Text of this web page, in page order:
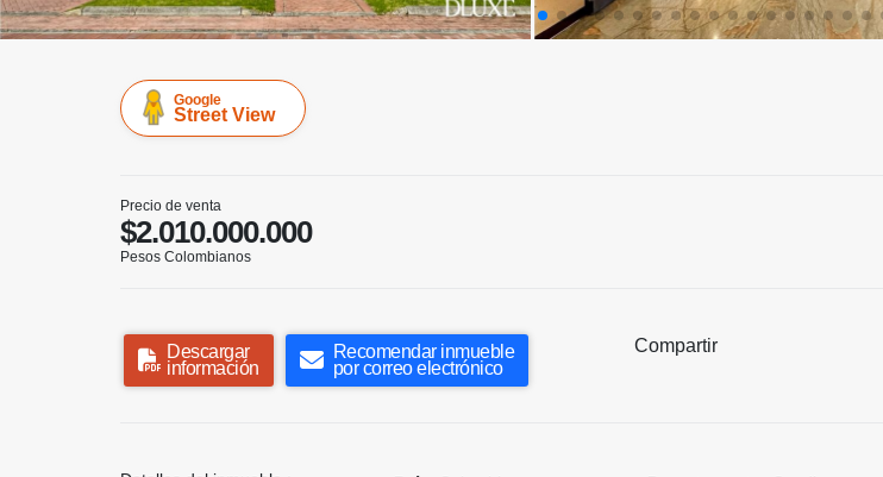
Google
Street View
Precio de venta
$2.010.000.000
Pesos Colombianos
Descargar
información
Recomendar inmueble
por correo electrónico
Compartir